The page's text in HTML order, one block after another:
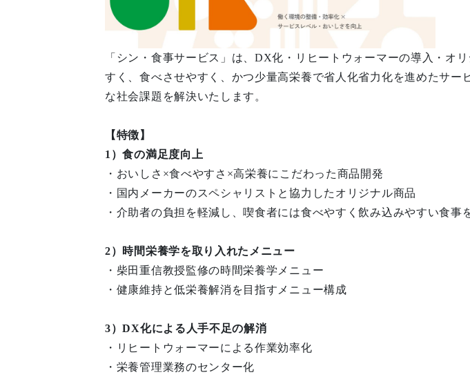
「シン・食事サービス」は、DX化・リヒートウォーマーの導入・オ
すく、食べさせやすく、かつ少量高栄養で省人化省力化を進めたサ
な社会課題を解決いたします。
【特徴】
1）食の満足度向上
・おいしさ×食べやすさ×高栄養にこだわった商品開発
・国内メーカーのスペシャリストと協力したオリジナル商品
・介助者の負担を軽減し、喫食者には食べやすく飲み込みやすい食事
2）時間栄養学を取り入れたメニュー
・柴田重信教授監修の時間栄養学メニュー
・健康維持と低栄養解消を目指すメニュー構成
3）DX化による人手不足の解消
・リヒートウォーマーによる作業効率化
・栄養管理業務のセンター化